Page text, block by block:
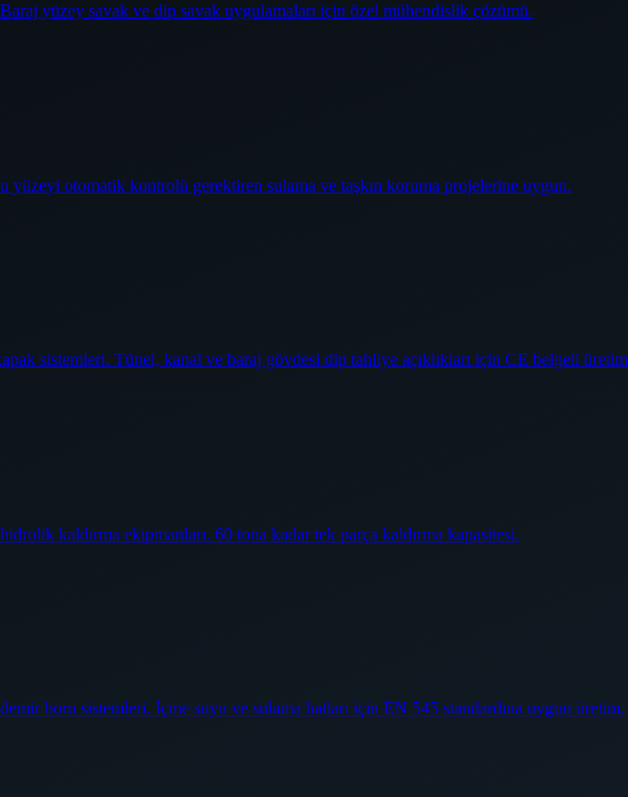
yüzey savak ve dip savak uygulamaları için özel mühendislik çözümü.
yüzeyi otomatik kontrolü gerektiren sulama ve taşkın koruma projelerine uygun.
sistemleri. Tünel, kanal ve baraj gövdesi dip tahliye açıklıkları için CE belgeli
kaldırma ekipmanları. 60 tona kadar tek parça kaldırma kapasitesi.
boru sistemleri. İçme suyu ve sulama hatları için EN 545 standardına uygun üretim.